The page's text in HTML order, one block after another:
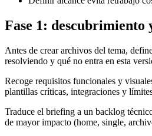
Fase 1: descubrimiento
Antes de crear archivos del tema,
resolviendo y qué no entra en esta
Recoge requisitos funcionales y
plantillas críticas, integraciones y
Traduce el briefing a un backlog
de mayor impacto (home, single,